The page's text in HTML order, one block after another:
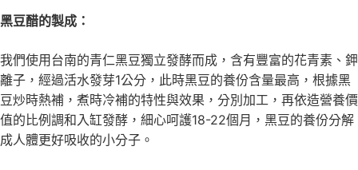
黑豆醋的製成：
我們使用台南的青仁黑豆獨立發酵而成，含有豐富的花青素、鉀
離子，經過活水發芽1公分，此時黑豆的養份含量最高，根據黑
豆炒時熱補，煮時冷補的特性與效果，分別加工，再依造營養價
值的比例調和入缸發酵，細心呵護18-22個月，黑豆的養份分解
成人體更好吸收的小分子。